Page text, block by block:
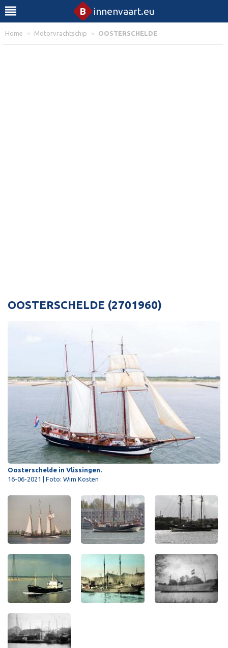
B innenvaart.eu
Home » Motorvrachtschip » OOSTERSCHELDE
OOSTERSCHELDE (2701960)
Oosterschelde in Vlissingen.
16-06-2021 | Foto: Wim Kosten